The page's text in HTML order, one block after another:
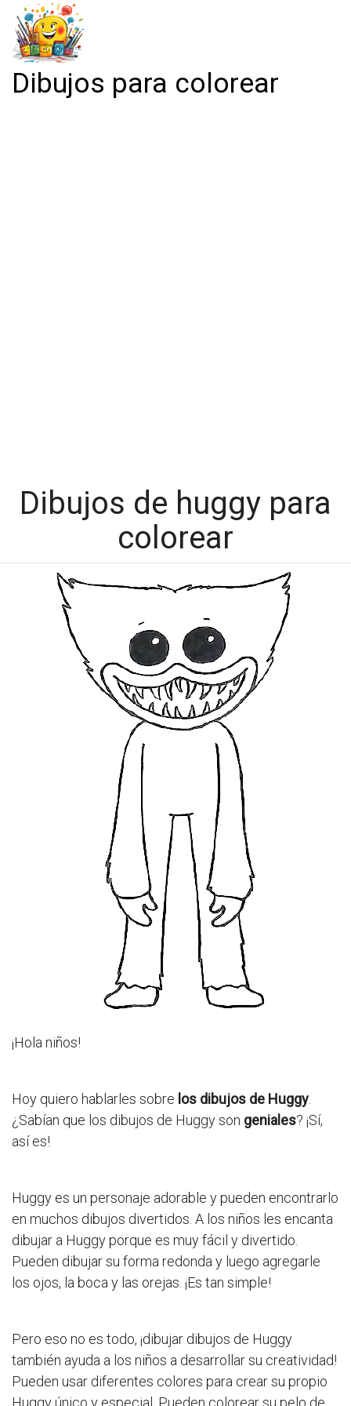
Dibujos para colorear
Dibujos de huggy para
colorear
¡Hola niños!
Hoy quiero hablarles sobre los dibujos de Huggy
¿Sabían que los dibujos de Huggy son geniales? ¡Sí,
así es!
Huggy es un personaje adorable y pueden encontrarlo
en muchos dibujos divertidos. A los niños les encanta
dibujar a Huggy porque es muy fácil y divertido.
Pueden dibujar su forma redonda y luego agregarle
los ojos, la boca y las orejas. ¡Es tan simple!
Pero eso no es todo, ¡dibujar dibujos de Huggy
también ayuda a los niños a desarrollar su creatividad!
Pueden usar diferentes colores para crear su propio
Huggy único y especial. Pueden colorear su pelo de